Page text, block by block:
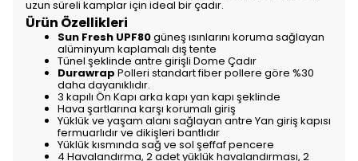
uzun süreli kamplar için ideal bir çadır.
Ürün Özellikleri
Sun Fresh UPF80güneş ısınlarını koruma sağlayan
alüminyum kaplamalı dış tente
Tünel şeklinde antre girişli Dome Çadır
Durawrap Polleri standart fiber pollere göre %30
daha dayanıklıdır.
3 kapılı Ön Kapı arka kapı yan kapı şeklinde
Hava şartlarına karşı korumalı giriş
Yüklük ve yaşam alanı sağlayan antre Yan giriş kapısı
fermuarlıdır ve dikişleri bantlıdır
Yüklük kısmında sağ ve sol şeffaf pencere
4 Havalandırma, 2 adet yüklük havalandırması, 2